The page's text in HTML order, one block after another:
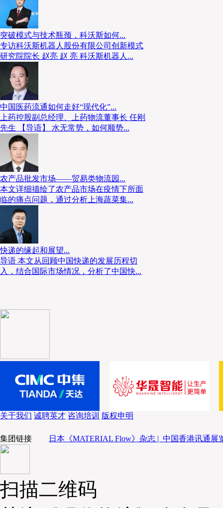
突破模式与技术瓶颈，科沃斯如何...
专访科沃斯机器人股份有限公司创新模式
研究院院长 赵亮 赵 亮 科沃斯机器人...
中国医药流通如何走好“现代化”...
上药控股副总经理、上药物流董事长 任刚
先生 【导语】 水无常势，如何顺势...
农产品批发市场——贸易类物流园...
本文详细描绘了农产品市场在疫情下所面
临的痛点问题，通过分析上海蔬菜集...
快递的缘起和展望...
导语 本文从回顾中国快递的发展历程切
入，结合国际市场情况，分析了中国快...
关于我们 诚聘英才 咨询培训 版权申明
集团链接 日本《MATERIAL Flow》杂志 | 中国香港讯通展
扫描二维码